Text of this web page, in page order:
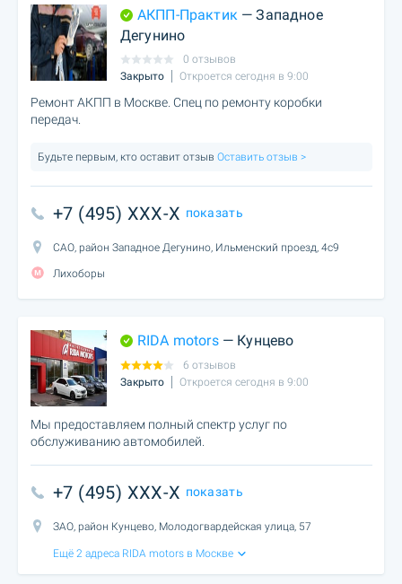
АКПП-Практик — Западное
Дегунино
0 отзывов
Закрыто
Откроется сегодня в 9:00
Ремонт АКПП в Москве. Спец по ремонту коробки
передач.
Будьте первым, кто оставит отзыв Оставить отзыв >
+7 (495) XXX-X показать
САО, район Западное Дегунино, Ильменский проезд, 4с9
Лихоборы
RIDA motors— Кунцево
6 отзывов
Закрыто
Откроется сегодня в 9:00
Мы предоставляем полный спектр услуг по
обслуживанию автомобилей.
+7 (495) XXX-X показать
ЗАО, район Кунцево, Молодогвардейская улица, 57
Ещё 2 адреса RIDA motors в Москве